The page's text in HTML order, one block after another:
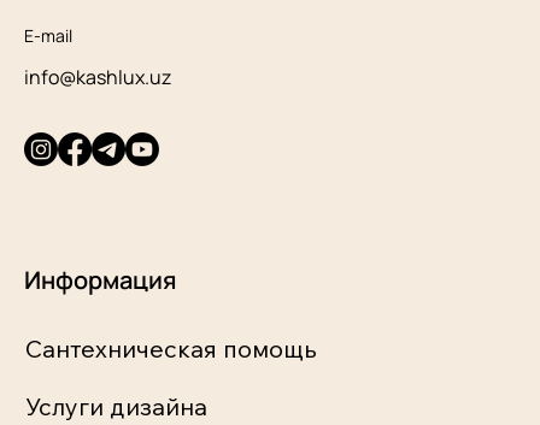
E-mail
info@kashlux.uz
Информация
Сантехническая помощь
Услуги дизайна